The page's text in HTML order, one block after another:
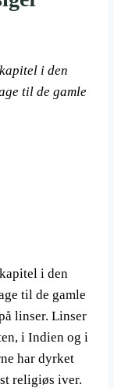
i den
til de gamle
i den
til de gamle
linser. Linser
i Indien og i
har dyrket
religiøs iver.